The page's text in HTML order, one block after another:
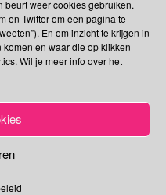
weer cookies gebruiken.
en Twitter om een pagina te
En om inzicht te krijgen in
en waar die op klikken
Wil je meer info over het
van de
| Dag
|